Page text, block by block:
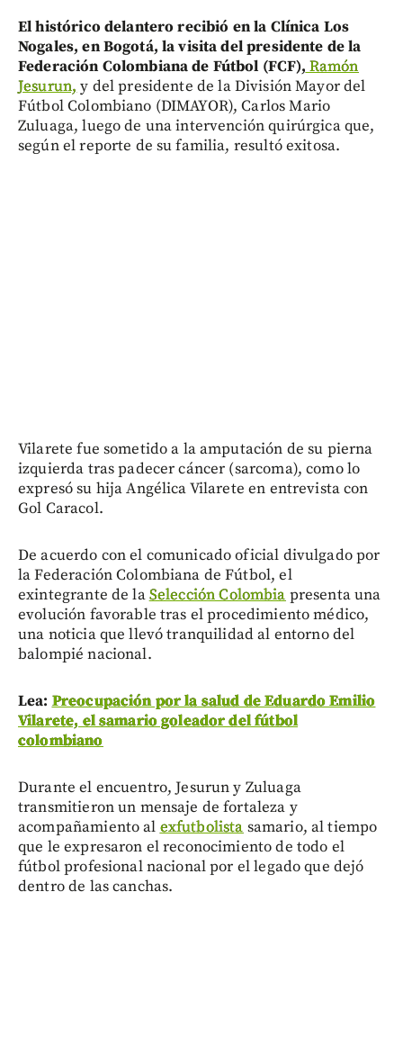
El histórico delantero recibió en la Clínica Los
Nogales, en Bogotá, la visita del presidente de la
Federación Colombiana de Fútbol (FCF),Ramón
Jesurun,y del presidente de la División Mayor del
Fútbol Colombiano (DIMAYOR), Carlos Mario
Zuluaga, luego de una intervención quirúrgica que,
según el reporte de su familia, resultó exitosa.
Vilarete fue sometido a la amputación de su pierna
izquierda tras padecer cáncer (sarcoma), como lo
expresó su hija Angélica Vilarete en entrevista con
Gol Caracol.
De acuerdo con el comunicado oficial divulgado por
la Federación Colombiana de Fútbol, el
exintegrante de laSelección Colombiapresenta una
evolución favorable tras el procedimiento médico,
una noticia que llevó tranquilidad al entorno del
balompié nacional.
Lea:Preocupación por la salud de Eduardo Emilio
Vilarete, el samario goleador del fútbol
colombiano
Durante el encuentro, Jesurun y Zuluaga
transmitieron un mensaje de fortaleza y
acompañamiento alexfutbolistasamario, al tiempo
que le expresaron el reconocimiento de todo el
fútbol profesional nacional por el legado que dejó
dentro de las canchas.